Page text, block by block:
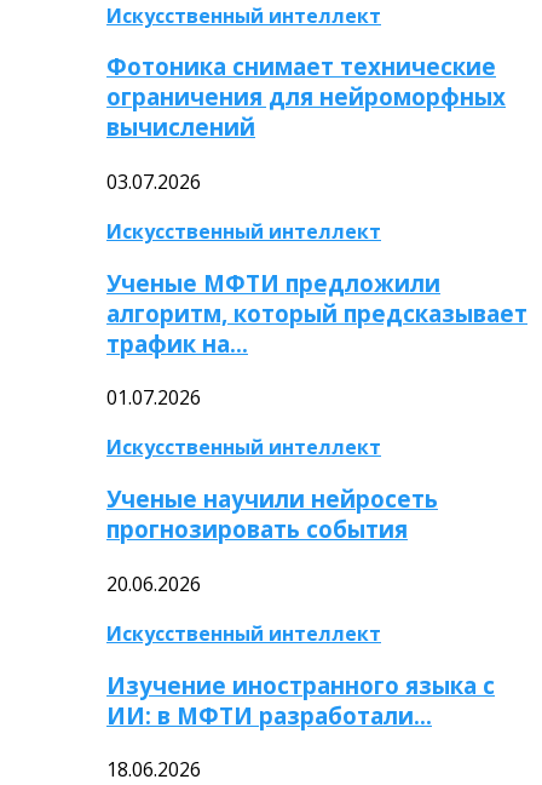
Искусственный интеллект
Фотоника снимает технические
ограничения для нейроморфных
вычислений
03.07.2026
Искусственный интеллект
Ученые МФТИ предложили
алгоритм, который предсказывает
трафик на…
01.07.2026
Искусственный интеллект
Ученые научили нейросеть
прогнозировать события
20.06.2026
Искусственный интеллект
Изучение иностранного языка с
ИИ: в МФТИ разработали…
18.06.2026